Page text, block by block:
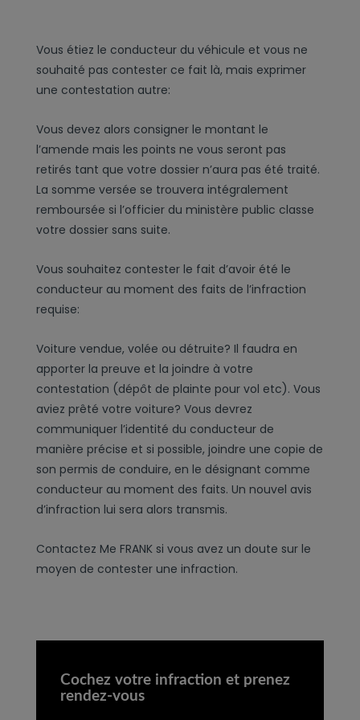
Vous étiez le conducteur du véhicule et vous ne
souhaité pas contester ce fait là, mais exprimer
une contestation autre:
Vous devez alors consigner le montant le
l’amende mais les points ne vous seront pas
retirés tant que votre dossier n’aura pas été traité.
La somme versée se trouvera intégralement
remboursée si l’officier du ministère public classe
votre dossier sans suite.
Vous souhaitez contester le fait d’avoir été le
conducteur au moment des faits de l’infraction
requise:
Voiture vendue, volée ou détruite? Il faudra en
apporter la preuve et la joindre à votre
contestation (dépôt de plainte pour vol etc). Vous
aviez prêté votre voiture? Vous devrez
communiquer l’identité du conducteur de
manière précise et si possible, joindre une copie de
son permis de conduire, en le désignant comme
conducteur au moment des faits. Un nouvel avis
d’infraction lui sera alors transmis.
Contactez Me FRANK si vous avez un doute sur le
moyen de contester une infraction.
Cochez votre infraction et prenez
rendez-vous